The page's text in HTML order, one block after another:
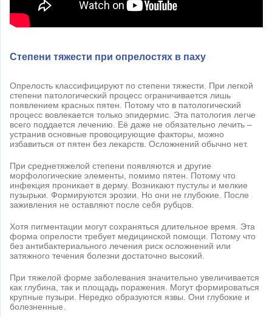
Степени тяжести при опрелостях в паху
Опрелость классифицируют по степени тяжести. При легкой
степени патологический процесс ограничивается лишь
появлением красных пятен. Потому что в патологический
процесс вовлекается только эпидермис. Эта патология легче
всего поддается лечению. Её даже не обязательно лечить –
устранив основные провоцирующие факторы, можно
избавиться от пятен без лекарств. Осложнений обычно нет.
При среднетяжелой степени появляются и другие
морфологические элементы, помимо пятен. Потому что
инфекция проникает в дерму. Возникают пустулы и мелкие
пузырьки. Формируются эрозии. Но они не глубокие. После
заживления не оставляют после себя рубцов.
Хотя пигментации могут сохраняться длительное время. Эта
форма опрелости требует медицинской помощи. Потому что
без антибактериального лечения риск осложнений или
затяжного течения болезни достаточно высокий.
При тяжелой форме заболевания значительно увеличивается
как глубина, так и площадь поражения. Могут формироваться
крупные пузыри. Нередко образуются язвы. Они глубокие и
болезненные.